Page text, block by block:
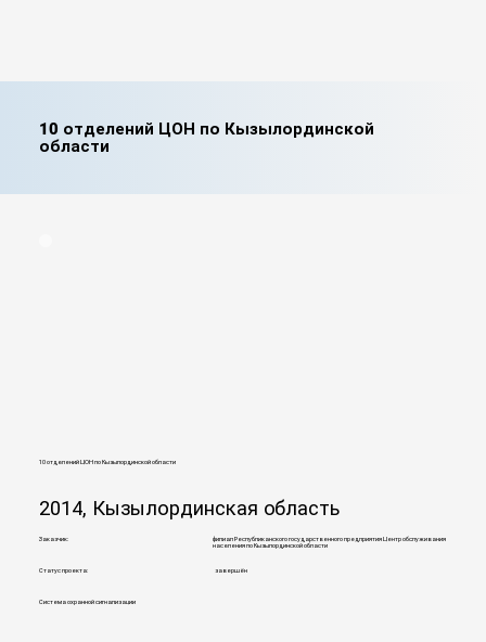
10 отделений ЦОН по Кызылординской
области
10 отделений ЦОН по Кызылординской области
2014, Кызылординская область
филиал Республиканского государственного предприятия Центр обслуживания
населения по Кызылординской области
Заказчик:
Статус проекта: завершён
Система охранной сигнализации